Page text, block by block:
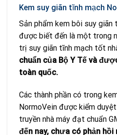
Kem suy giãn tĩnh mạch
Sản phẩm kem bôi suy giãn
được biết đến là một trong
trị suy giãn tĩnh mạch tốt
chuẩn của Bộ Y Tế và
toàn quốc.
Các thành phần có trong
NormoVein được kiểm
truyền nhà máy đạt chuẩn
đến nay, chưa có phản hồi